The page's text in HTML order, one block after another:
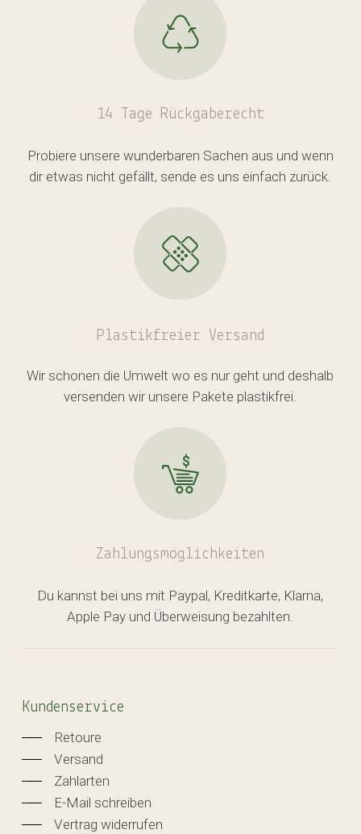
14 Tage Rückgaberecht
Probiere unsere wunderbaren Sachen aus und wenn
dir etwas nicht gefällt, sende es uns einfach zurück.
Plastikfreier Versand
Wir schonen die Umwelt wo es nur geht und deshalb
versenden wir unsere Pakete plastikfrei.
Zahlungsmöglichkeiten
Du kannst bei uns mit Paypal, Kreditkarte, Klarna,
Apple Pay und Überweisung bezahlten.
Kundenservice
Retoure
Versand
Zahlarten
E-Mail schreiben
Vertrag widerrufen